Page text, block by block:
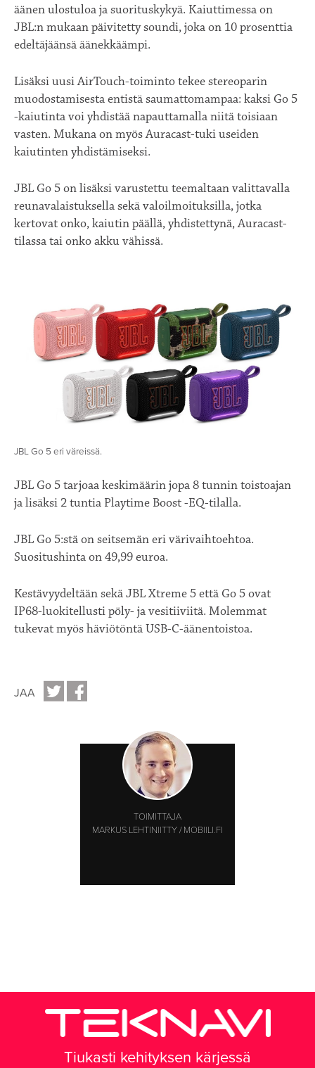
äänen ulostuloa ja suorituskykyä. Kaiuttimessa on
JBL:n mukaan päivitetty soundi, joka on 10 prosenttia
edeltäjäänsä äänekkäämpi.
Lisäksi uusi AirTouch-toiminto tekee stereoparin
muodostamisesta entistä saumattomampaa: kaksi Go 5
-kaiutinta voi yhdistää napauttamalla niitä toisiaan
vasten. Mukana on myös Auracast-tuki useiden
kaiutinten yhdistämiseksi.
JBL Go 5 on lisäksi varustettu teemaltaan valittavalla
reunavalaistuksella sekä valoilmoituksilla, jotka
kertovat onko, kaiutin päällä, yhdistettynä, Auracast-
tilassa tai onko akku vähissä.
JBL Go 5 eri väreissä.
JBL Go 5 tarjoaa keskimäärin jopa 8 tunnin toistoajan
ja lisäksi 2 tuntia Playtime Boost -EQ-tilalla.
JBL Go 5:stä on seitsemän eri värivaihtoehtoa.
Suositushinta on 49,99 euroa.
Kestävyydeltään sekä JBL Xtreme 5 että Go 5 ovat
IP68-luokitellusti pöly- ja vesitiiviitä. Molemmat
tukevat myös häviötöntä USB-C-äänentoistoa.
JAA
TOIMITTAJA
MARKUS LEHTINIITTY / MOBIILI.FI
Tiukasti kehityksen kärjessä